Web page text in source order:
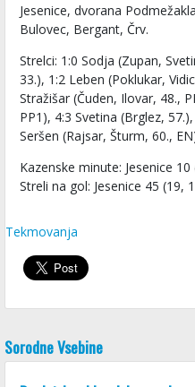
Jesenice, dvorana
Bulovec, Bergant, Črv.
Strelci: 1:0 Sodja (Zupan,
33.), 1:2 Leben (Poklukar,
Stražišar (Čuden, Ilovar, 48.,
PP1), 4:3 Svetina (Brglez,
Seršen (Rajsar, Šturm, 60.,
Kazenske minute: Jesenice
Streli na gol: Jesenice 45 (19,
Tekmovanja
Sorodne Vsebine